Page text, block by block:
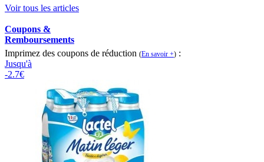
Voir tous les articles
Coupons &
Remboursements
Imprimez des coupons de réduction (En savoir +) :
Jusqu'à
-2.7€